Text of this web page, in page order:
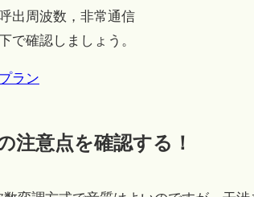
出周波数，非常通信
で確認しましょう。
ラン
注意点を確認する！